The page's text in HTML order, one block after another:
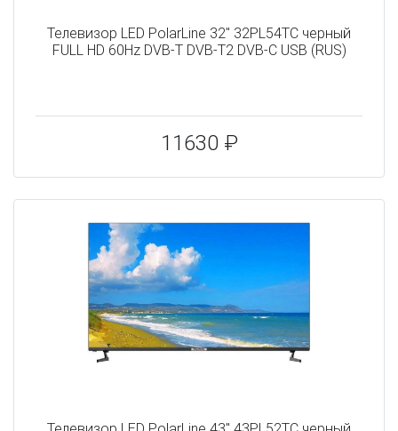
Телевизор LED PolarLine 32" 32PL54TC черный
FULL HD 60Hz DVB-T DVB-T2 DVB-C USB (RUS)
11630 ₽